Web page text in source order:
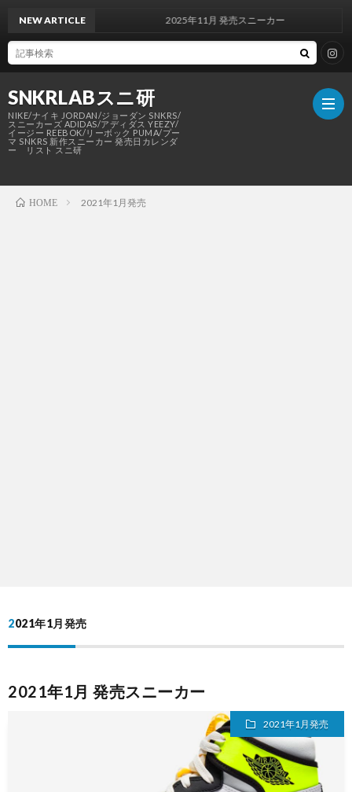
SNKRLABスニ研
NIKE/ナイキ JORDAN/ジョーダン SNKRS/
スニーカーズ ADIDAS/アディダス YEEZY/
イージー REEBOK/リーボック PUMA/プー
マ SNKRS 新作スニーカー 発売日カレンダ
ー リスト スニ研
NEW ARTICLE 2025年11月 発売スニーカー
HOME 2021年1月発売
2021年1月発売
2021年1月 発売スニーカー
2021年1月発売